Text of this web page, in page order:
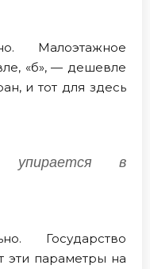
Малоэтажное
«б», — дешевле
и тот для здесь
в
Государство
эти параметры на